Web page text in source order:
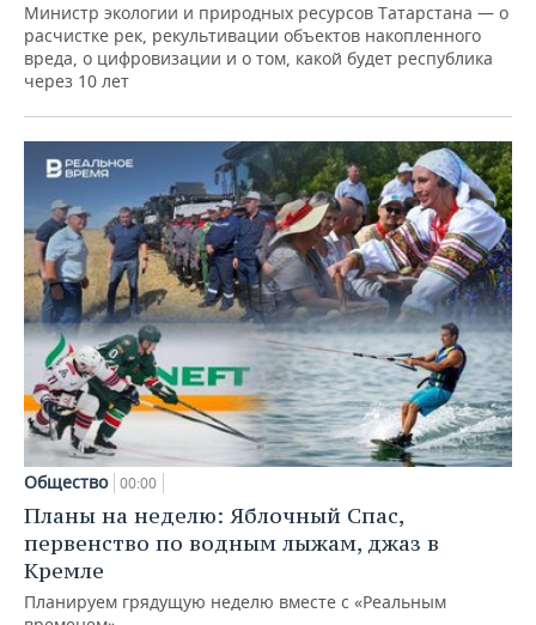
Министр экологии и природных ресурсов Татарстана — о
расчистке рек, рекультивации объектов накопленного
вреда, о цифровизации и о том, какой будет республика
через 10 лет
Общество 00:00
Планы на неделю: Яблочный Спас,
первенство по водным лыжам, джаз в
Кремле
Планируем грядущую неделю вместе с «Реальным